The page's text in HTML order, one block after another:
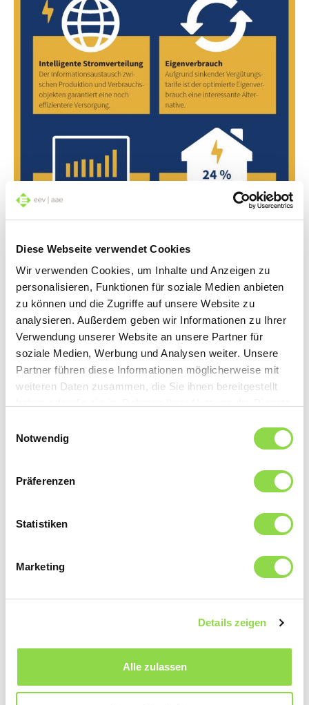
Diese Webseite verwendet Cookies
Wir verwenden Cookies, um Inhalte und Anzeigen zu
personalisieren, Funktionen für soziale Medien anbieten
zu können und die Zugriffe auf unsere Website zu
analysieren. Außerdem geben wir Informationen zu Ihrer
Verwendung unserer Website an unsere Partner für
soziale Medien, Werbung und Analysen weiter. Unsere
Partner führen diese Informationen möglicherweise mit
weiteren Daten zusammen, die Sie ihnen bereitgestellt
Notwendig
Präferenzen
Statistiken
Marketing
Details zeigen
Alle zulassen
Diese Artikel könnten Sie auch interessieren